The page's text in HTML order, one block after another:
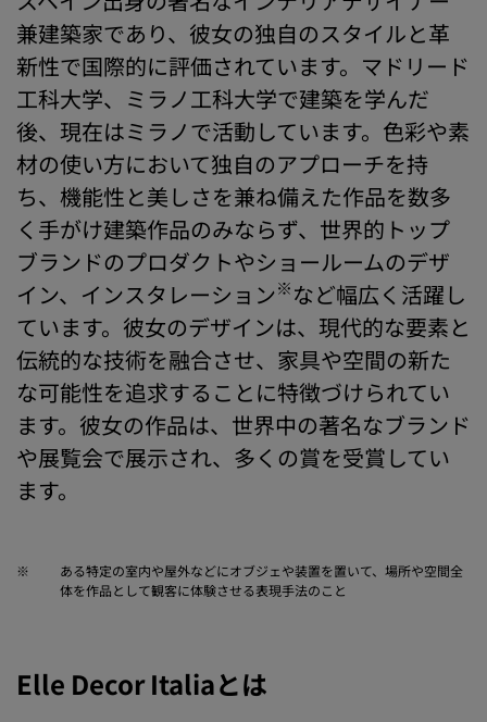
兼建築家であり、彼女の独自のスタイルと革
新性で国際的に評価されています。マドリード
工科大学、ミラノ工科大学で建築を学んだ
後、現在はミラノで活動しています。色彩や素
材の使い方において独自のアプローチを持
ち、機能性と美しさを兼ね備えた作品を数多
く手がけ建築作品のみならず、世界的トップ
ブランドのプロダクトやショールームのデザ
イン、インスタレーション※など幅広く活躍し
ています。彼女のデザインは、現代的な要素と
伝統的な技術を融合させ、家具や空間の新た
な可能性を追求することに特徴づけられてい
ます。彼女の作品は、世界中の著名なブランド
や展覧会で展示され、多くの賞を受賞してい
ます。
※
ある特定の室内や屋外などにオブジェや装置を置いて、場所や空間全
体を作品として観客に体験させる表現手法のこと
Elle Decor Italiaとは